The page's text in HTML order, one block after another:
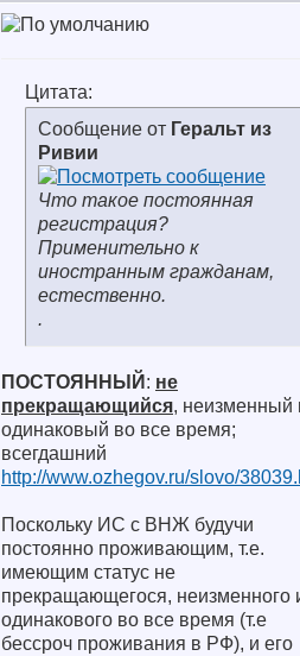
Цитата:
Сообщение от Геральт из
Ривии
Что такое постоянная
регистрация?
Применительно к
иностранным гражданам,
естественно.
.
ПОСТОЯННЫЙ : не
прекращающийся, неизменный
одинаковый во все время;
всегдашний
http://www.ozhegov.ru/slovo/
Поскольку ИС с ВНЖ будучи
постоянно проживающим, т.е.
имеющим статус не
прекращающегося, неизменного
одинакового во все время (т.е
бессроч проживания в РФ), и его